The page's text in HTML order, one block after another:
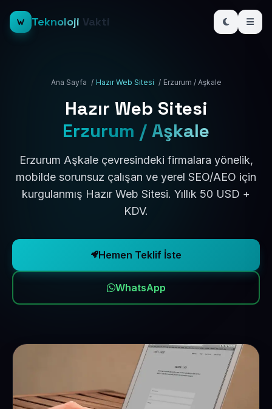
Teknoloji Vakti
Ana Sayfa / Hazır Web Sitesi / Erzurum / Aşkale
Hazır Web Sitesi
Erzurum / Aşkale
Erzurum Aşkale çevresindeki firmalara yönelik,
mobilde sorunsuz çalışan ve yerel SEO/AEO için
kurgulanmış Hazır Web Sitesi. Yıllık 50 USD +
KDV.
Hemen Teklif İste
WhatsApp